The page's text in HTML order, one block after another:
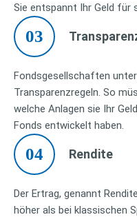
Sie entspannt Ihr Geld für
03
Fondsgesellschaften
Transparenzregeln. So
welche Anlagen sie Ihr
Fonds entwickelt haben.
04 Rendite
Der Ertrag, genannt
höher als bei klassischen